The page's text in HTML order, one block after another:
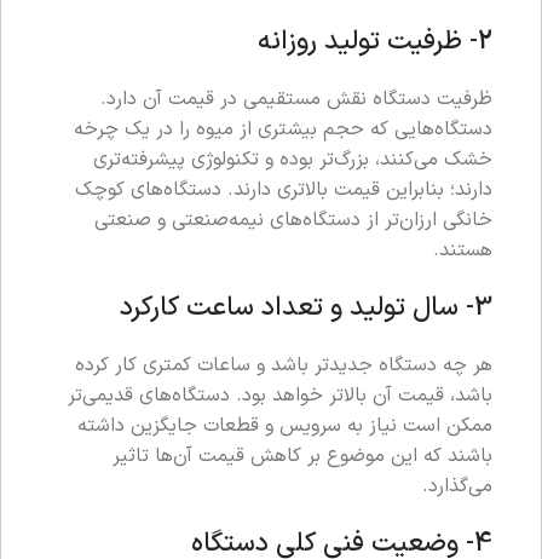
2- ظرفیت تولید روزانه
ظرفیت دستگاه نقش مستقیمی در قیمت آن دارد.
دستگاه‌هایی که حجم بیشتری از میوه را در یک چرخه
خشک می‌کنند، بزرگ‌تر بوده و تکنولوژی پیشرفته‌تری
دارند؛ بنابراین قیمت بالاتری دارند. دستگاه‌های کوچک
خانگی ارزان‌تر از دستگاه‌های نیمه‌صنعتی و صنعتی
هستند.
3- سال تولید و تعداد ساعت کارکرد
هر چه دستگاه جدیدتر باشد و ساعات کمتری کار کرده
باشد، قیمت آن بالاتر خواهد بود. دستگاه‌های قدیمی‌تر
ممکن است نیاز به سرویس و قطعات جایگزین داشته
باشند که این موضوع بر کاهش قیمت آن‌ها تاثیر
می‌گذارد.
4- وضعیت فنی کلی دستگاه